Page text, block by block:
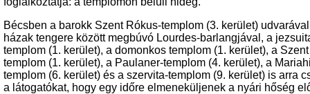
Bécsben a barokk Szent Rókus-templom (3. kerület)
házak tengere között megbúvó Lourdes-barlangjával, a
templom (1. kerület), a domonkos templom (1. kerület), a
templom (1. kerület), a Paulaner-templom (4. kerület), a
templom (6. kerület) és a szervita-templom (9. kerület) is arra
a látogatókat, hogy egy időre elmeneküljenek a nyári hőség